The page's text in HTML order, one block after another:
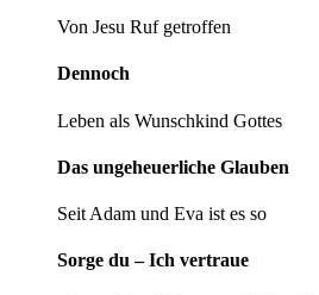
Von Jesu Ruf getroffen
Dennoch
Leben als Wunschkind Gottes
Das ungeheuerliche Glauben
Seit Adam und Eva ist es so
Sorge du – Ich vertraue